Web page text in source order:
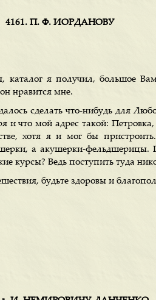
4161. П. Ф. ИОРДАНОВУ
каталог я получил, большое
нравится мне.
сделать что-нибудь для
и что мой адрес такой:
хотя я и мог бы
а акушерки-
курсы? Ведь поступить туда
будьте здоровы и